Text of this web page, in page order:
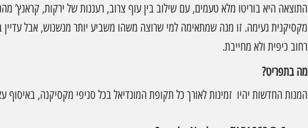
התוצאה היא בוריטו מלא טעמים, עם שילוב בין עוף צרוב, רעננות של ירקות, קראנץ’
מקסיקנית נעימה. זו מנה שמתאימה למי שרוצה משהו משביע יותר מנשנוש, אבל עדיין
רחוב כיפית ולא מחייבת.
מה בתפריט?
המנות החדשות יהיו  זמינות לאורך כל תקופת המונדיאל בכל סניפי מקסיקנה, באיסוף